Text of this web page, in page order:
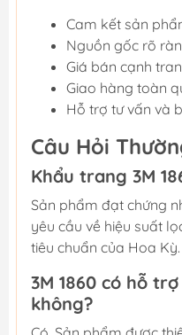
Cam kết sản
Nguồn gốc rõ
Giá bán cạnh
Giao hàng toàn
Hỗ trợ tư vấn và
Câu Hỏi
Khẩu trang 3M
Sản phẩm đạt chứng
yêu cầu về hiệu suất
tiêu chuẩn của Hoa Kỳ.
3M 1860 có hỗ
không?